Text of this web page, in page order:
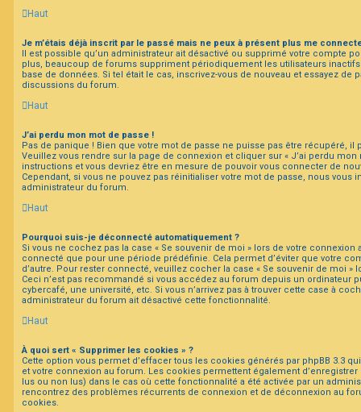
Haut
Je m’étais déjà inscrit par le passé mais ne peux à présent plus me
Il est possible qu’un administrateur ait désactivé ou supprimé votre compte
plus, beaucoup de forums suppriment périodiquement les utilisateurs
base de données. Si tel était le cas, inscrivez-vous de nouveau et essayez de
discussions du forum.
Haut
J’ai perdu mon mot de passe !
Pas de panique ! Bien que votre mot de passe ne puisse pas être récupéré,
Veuillez vous rendre sur la page de connexion et cliquer sur « J’ai perdu mon
instructions et vous devriez être en mesure de pouvoir vous connecter de
Cependant, si vous ne pouvez pas réinitialiser votre mot de passe, nous vous
administrateur du forum.
Haut
Pourquoi suis-je déconnecté automatiquement ?
Si vous ne cochez pas la case « Se souvenir de moi » lors de votre connexion
connecté que pour une période prédéfinie. Cela permet d’éviter que votre
d’autre. Pour rester connecté, veuillez cocher la case « Se souvenir de moi »
Ceci n’est pas recommandé si vous accédez au forum depuis un ordinateur
cybercafé, une université, etc. Si vous n’arrivez pas à trouver cette case à
administrateur du forum ait désactivé cette fonctionnalité.
Haut
À quoi sert « Supprimer les cookies » ?
Cette option vous permet d’effacer tous les cookies générés par phpBB 3.3
et votre connexion au forum. Les cookies permettent également d’enregistrer
lus ou non lus) dans le cas où cette fonctionnalité a été activée par un
rencontrez des problèmes récurrents de connexion et de déconnexion au
cookies.